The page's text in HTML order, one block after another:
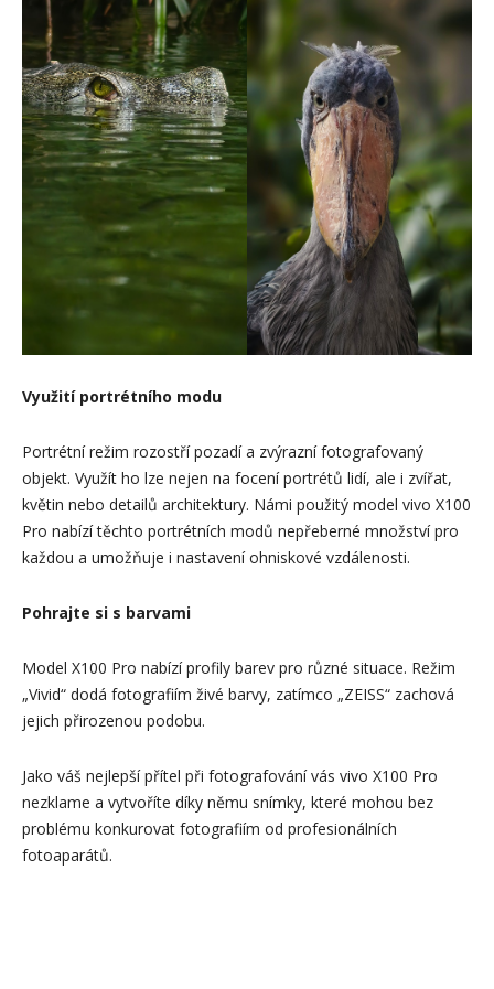
Využití portrétního modu
Portrétní režim rozostří pozadí a zvýrazní fotografovaný
objekt. Využít ho lze nejen na focení portrétů lidí, ale i zvířat,
květin nebo detailů architektury. Námi použitý model vivo X100
Pro nabízí těchto portrétních modů nepřeberné množství pro
každou a umožňuje i nastavení ohniskové vzdálenosti.
Pohrajte si s barvami
Model X100 Pro nabízí profily barev pro různé situace. Režim
„Vivid“ dodá fotografiím živé barvy, zatímco „ZEISS“ zachová
jejich přirozenou podobu.
Jako váš nejlepší přítel při fotografování vás vivo X100 Pro
nezklame a vytvoříte díky němu snímky, které mohou bez
problému konkurovat fotografiím od profesionálních
fotoaparátů.